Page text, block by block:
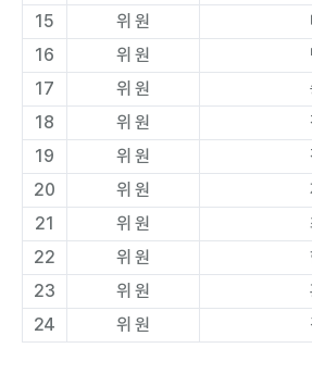
15
위 원
16
위 원
17
위 원
18
위 원
19
위 원
20
위 원
21
위 원
22
위 원
23
위 원
24
위 원